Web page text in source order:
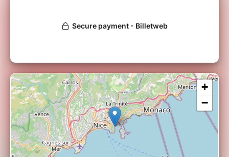
jouer avec d’autres musiciens sur le principe
La jam est précédée d’un concert avec
certains musiciens présents, souvent avec des
guest stars de passage.
Pour les amateurs de jazz, la jam session de
La Trinquette c’est aussi l’occasion de
découvrir de futurs talents sur des répertoires
extrêmement variés avec un grande fraicheur
d’interprétation.
+
−